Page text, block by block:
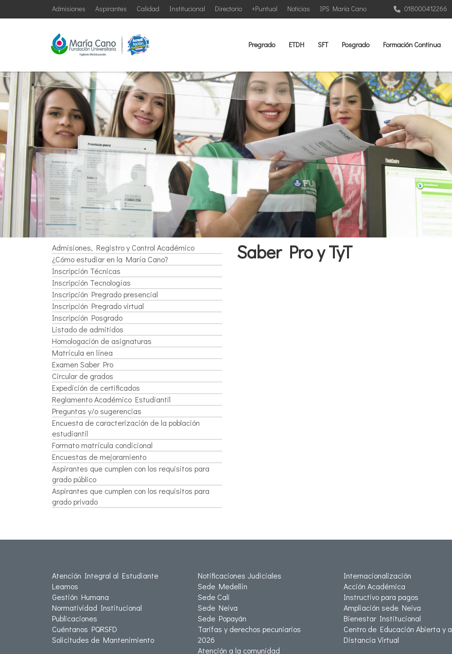
IPS María Cano
Noticias
+Puntual
Directorio
Institucional
Calidad
Aspirantes
Admisiones 018000412266
Pregrado ETDH SFT Posgrado Formación Continua
Admisiones, Registro y Control Académico
¿Cómo estudiar en la María Cano?
Inscripción Técnicas
Inscripción Tecnologías
Inscripción Pregrado presencial
Inscripción Pregrado virtual
Inscripción Posgrado
Listado de admitidos
Homologación de asignaturas
Matrícula en línea
Examen Saber Pro
Circular de grados
Expedición de certificados
Reglamento Académico Estudiantil
Preguntas y/o sugerencias
Encuesta de caracterización de la población
estudiantil
Formato matrícula condicional
Encuestas de mejoramiento
Aspirantes que cumplen con los requisitos para
grado público
Aspirantes que cumplen con los requisitos para
grado privado
Saber Pro y TyT
Atención Integral al Estudiante
Leamos
Gestión Humana
Normatividad Institucional
Publicaciones
Cuéntanos PQRSFD
Solicitudes de Mantenimiento
Notificaciones Judiciales
Sede Medellín
Sede Cali
Sede Neiva
Sede Popayán
Tarifas y derechos pecuniarios
2026
Atención a la comunidad
Internacionalización
Acción Académica
Instructivo para pagos
Ampliación sede Neiva
Bienestar Institucional
Centro de Educación Abierta y a
Distancia Virtual